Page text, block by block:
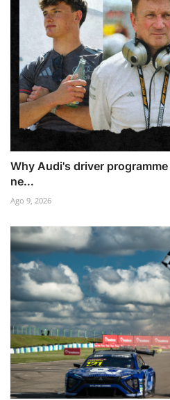
Why Audi's driver
ne...
Ago 9, 2026